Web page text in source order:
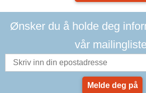
Ønsker du å holde deg
vår
Melde deg på